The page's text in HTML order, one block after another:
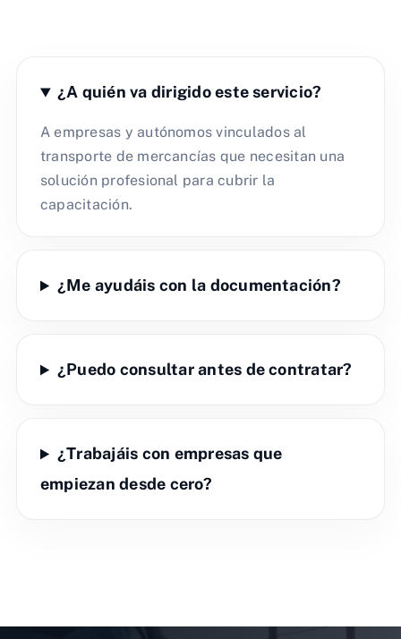
¿A quién va dirigido este servicio?
A empresas y autónomos vinculados al
transporte de mercancías que necesitan una
solución profesional para cubrir la
capacitación.
¿Me ayudáis con la documentación?
¿Puedo consultar antes de contratar?
¿Trabajáis con empresas que
empiezan desde cero?